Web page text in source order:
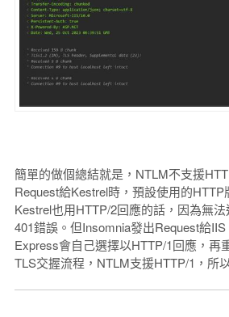
簡單的做個總結就是，NTLM不支援
Request給Kestrel時，預設使用的HTTP
Kestrel也用HTTP/2回應的話，因為無
401錯誤。但Insomnia發出Request給
Express會自己選擇以HTTP/1回應，再
TLS交握流程，NTLM支援HTTP/1，所